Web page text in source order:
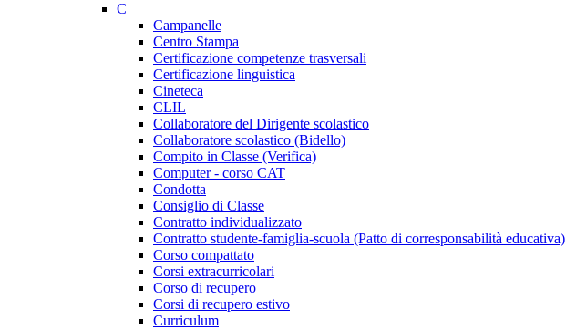
C
Campanelle
Centro Stampa
Certificazione competenze trasversali
Certificazione linguistica
Cineteca
CLIL
Collaboratore del Dirigente scolastico
Collaboratore scolastico (Bidello)
Compito in Classe (Verifica)
Computer - corso CAT
Condotta
Consiglio di Classe
Contratto individualizzato
Contratto studente-famiglia-scuola (Patto di corresponsabilità educativa)
Corso compattato
Corsi extracurricolari
Corso di recupero
Corsi di recupero estivo
Curriculum